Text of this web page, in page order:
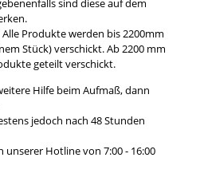
Alle Produkte werden bis 2200mm
Stück) verschickt. Ab 2200 mm
geteilt verschickt.
Hilfe beim Aufmaß, dann
jedoch nach 48 Stunden
unserer Hotline von 7:00 - 16:00